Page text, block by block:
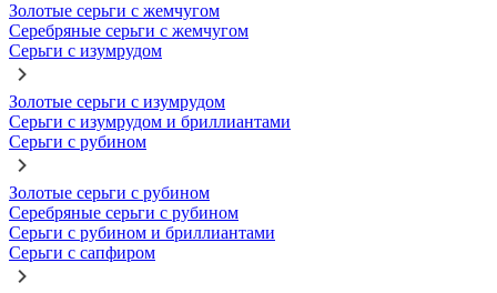
Золотые серьги с жемчугом
Серебряные серьги с жемчугом
Серьги с изумрудом
Золотые серьги с изумрудом
Серьги с изумрудом и бриллиантами
Серьги с рубином
Золотые серьги с рубином
Серебряные серьги с рубином
Серьги с рубином и бриллиантами
Серьги с сапфиром